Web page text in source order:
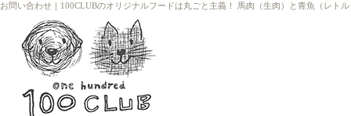
お問い合わせ ｜ 100CLUBのオリジナルフードは丸ごと主義！ 馬肉（生肉）と青魚（レト